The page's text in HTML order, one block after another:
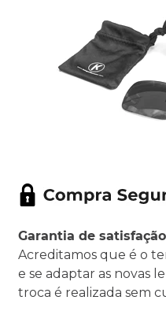
Garantia de
Acreditamos que é o
e se adaptar as novas
troca é realizada sem